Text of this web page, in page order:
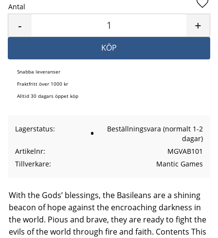
Antal
+
-
KÖP
Snabba leveranser
Fraktfritt över 1000 kr
Alltid 30 dagars öppet köp
Lagerstatus
Beställningsvara (normalt 1-2
dagar)
Artikelnr
MGVAB101
Tillverkare
Mantic Games
With the Gods’ blessings, the Basileans are a shining
beacon of hope against the encroaching darkness in
the world. Pious and brave, they are ready to fight the
evils of the world through fire and faith. Contents This